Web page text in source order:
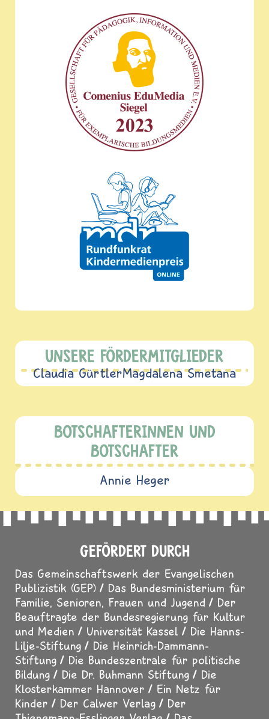
UNSERE FÖRDERMITGLIEDER
Claudia GürtlerMagdalena Smetana
BOTSCHAFTERINNEN UND
BOTSCHAFTER
Annie Heger
GEFÖRDERT DURCH
Das Gemeinschaftswerk der Evangelischen
Publizistik (GEP)
Das Bundesministerium für